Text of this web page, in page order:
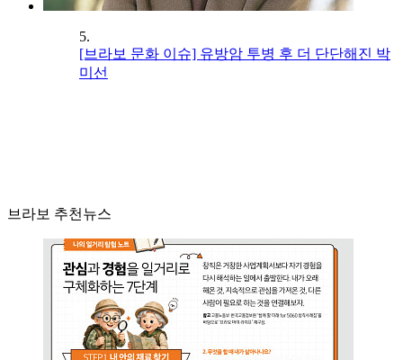
5.
[브라보 문화 이슈] 유방암 투병 후 더 단단해진 박
미선
브라보 추천뉴스